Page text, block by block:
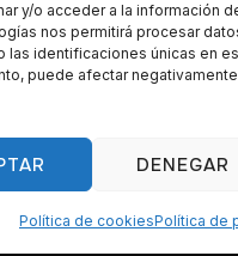
y/o acceder a la información
nos permitirá procesar
las identificaciones únicas en
puede afectar
DENEGAR
Política de cookiesPolítica de